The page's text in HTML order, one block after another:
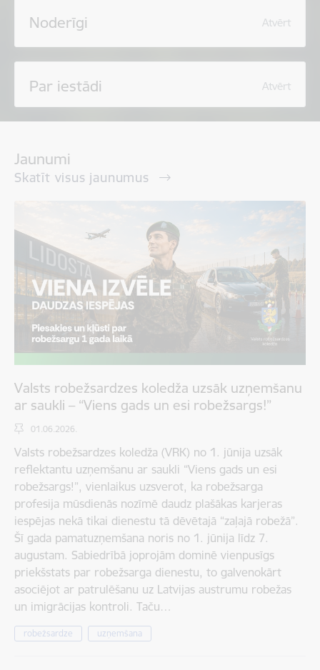
Noderīgi Atvērt
Par iestādi Atvērt
Jaunumi
Skatīt visus jaunumus
Valsts robežsardzes koledža uzsāk uzņemšanu
ar saukli – “Viens gads un esi robežsargs!”
01.06.2026.
Valsts robežsardzes koledža (VRK) no 1. jūnija uzsāk
reflektantu uzņemšanu ar saukli “Viens gads un esi
robežsargs!”, vienlaikus uzsverot, ka robežsarga
profesija mūsdienās nozīmē daudz plašākas karjeras
iespējas nekā tikai dienestu tā dēvētajā “zaļajā robežā”.
Šī gada pamatuzņemšana noris no 1. jūnija līdz 7.
augustam. Sabiedrībā joprojām dominē vienpusīgs
priekšstats par robežsarga dienestu, to galvenokārt
asociējot ar patrulēšanu uz Latvijas austrumu robežas
un imigrācijas kontroli. Taču…
robežsardze uzņemšana